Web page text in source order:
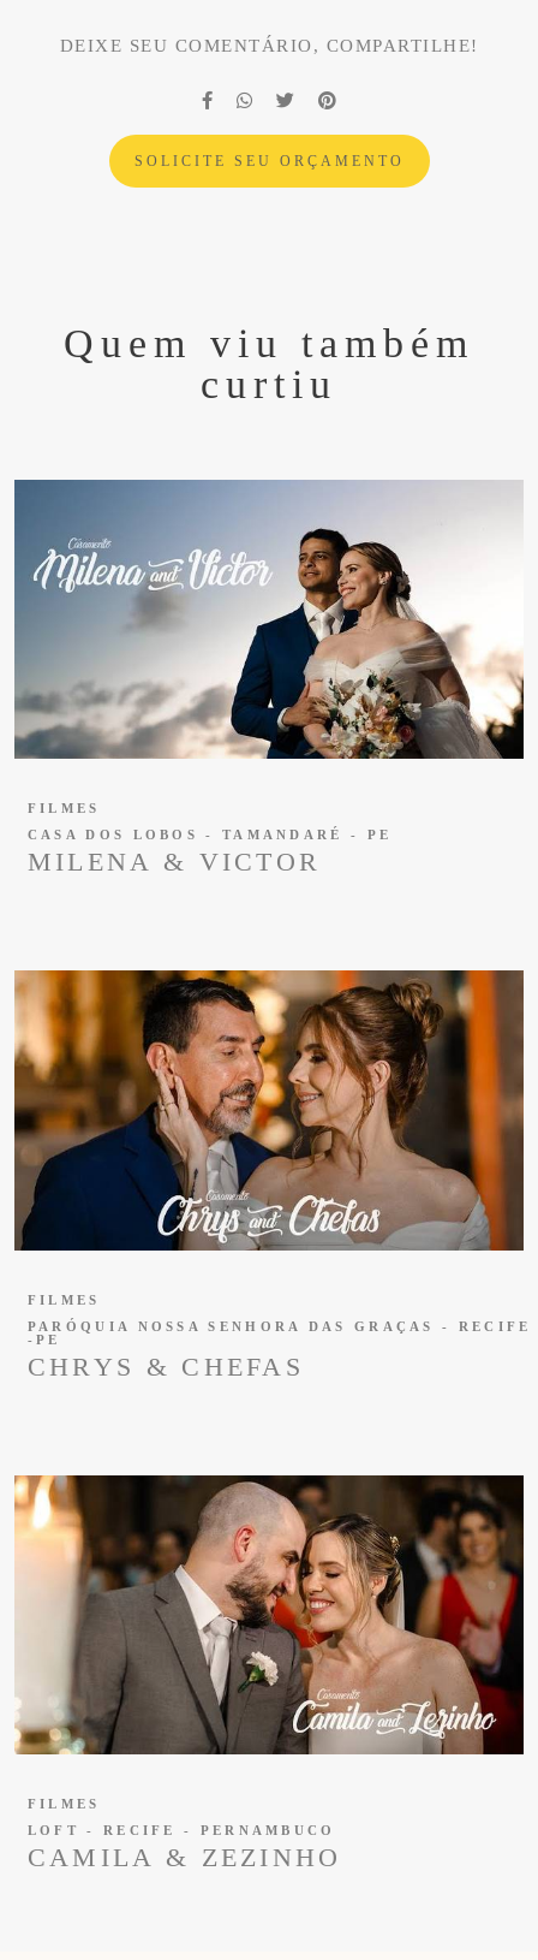
DEIXE SEU COMENTÁRIO, COMPARTILHE!
SOLICITE SEU ORÇAMENTO
Quem viu também
curtiu
MILENA & VICTOR
FILMES
CASA DOS LOBOS - TAMANDARÉ - PE
CHRYS & CHEFAS
FILMES
PARÓQUIA NOSSA SENHORA DAS GRAÇAS - RECIFE
-PE
CAMILA & ZEZINHO
FILMES
LOFT - RECIFE - PERNAMBUCO